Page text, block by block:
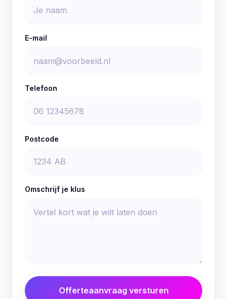
E-mail
Telefoon
Postcode
Omschrijf je klus
Offerteaanvraag versturen